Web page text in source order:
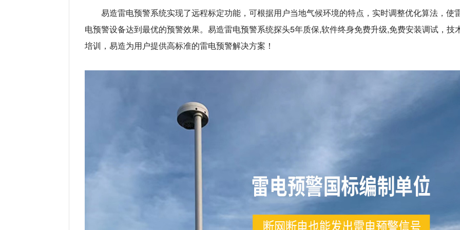
易造雷电预警系统实现了远程标定功能，可根据用户当地气候环境的特点，实时调整优化算法，使
电预警设备达到最优的预警效果。易造雷电预警系统探头5年质保,软件终身免费升级,免费安装调试，技
培训，易造为用户提供高标准的雷电预警解决方案！